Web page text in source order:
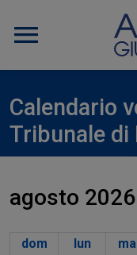
Calendario
Tribunale di
agosto 2026
dom lun